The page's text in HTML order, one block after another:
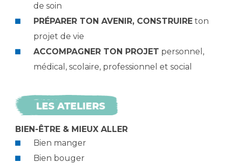
de soin
PRÉPARER TON AVENIR, CONSTRUIRE ton
projet de vie
ACCOMPAGNER TON PROJET personnel,
médical, scolaire, professionnel et social
BIEN-ÊTRE & MIEUX ALLER
Bien manger
Bien bouger